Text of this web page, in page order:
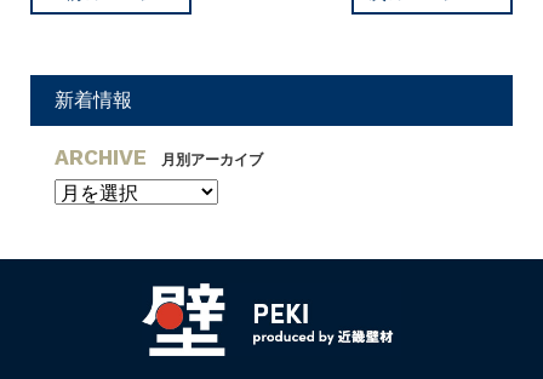
新着情報
ARCHIVE 月別アーカイブ